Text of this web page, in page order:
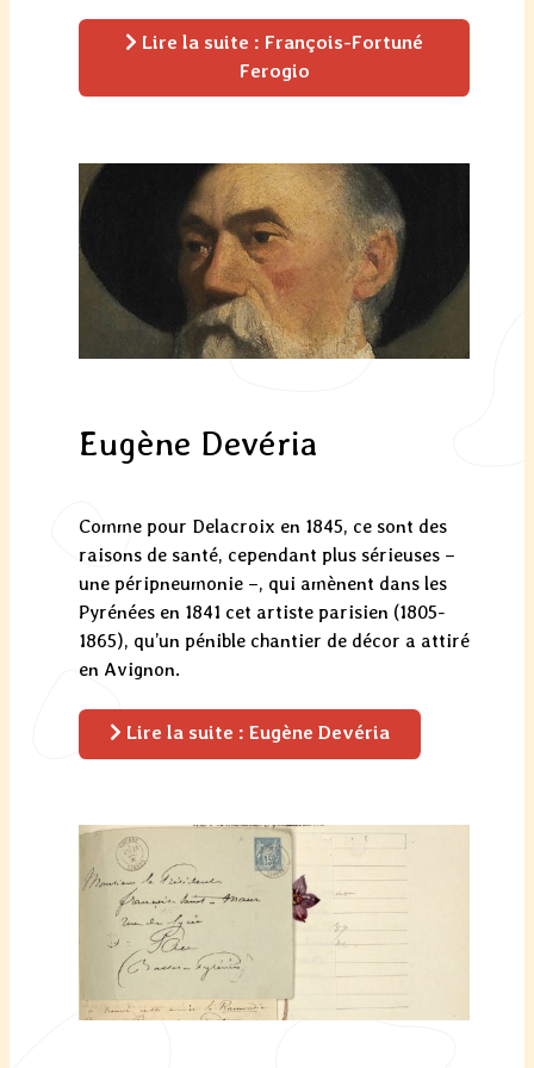
Lire la suite : François-Fortuné
Ferogio
Eugène Devéria
Comme pour Delacroix en 1845, ce sont des
raisons de santé, cependant plus sérieuses –
une péripneumonie –, qui amènent dans les
Pyrénées en 1841 cet artiste parisien (1805-
1865), qu’un pénible chantier de décor a attiré
en Avignon.
Lire la suite : Eugène Devéria